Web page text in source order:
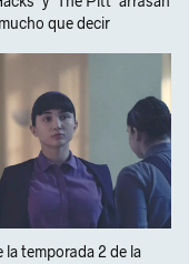
que decir
temporada 2 de la